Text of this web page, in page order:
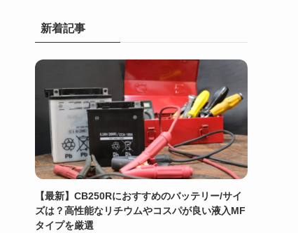
新着記事
【最新】CB250Rにおすすめのバッテリー/サイ
ズは？高性能なリチウムやコスパが良い液入MF
タイプを厳選